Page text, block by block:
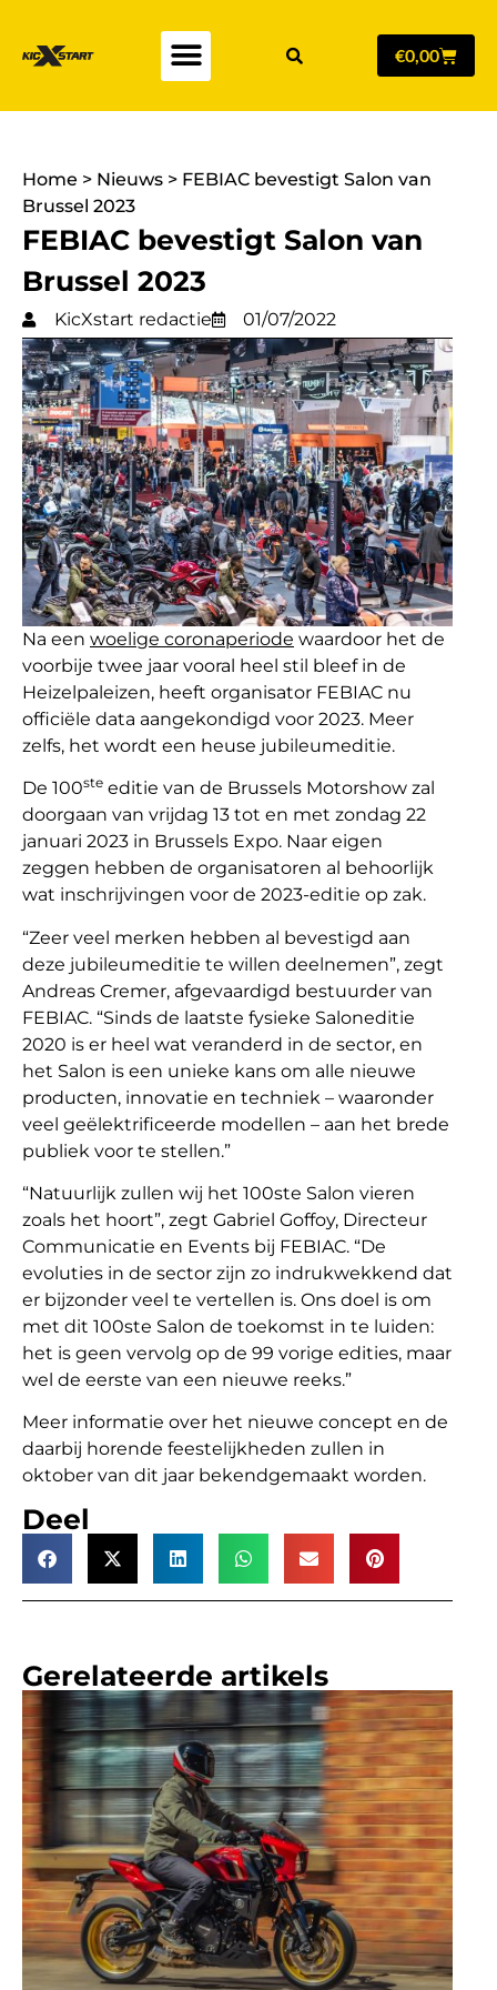
€0,00
Home > Nieuws > FEBIAC bevestigt Salon van
Brussel 2023
FEBIAC bevestigt Salon van
Brussel 2023
KicXstart redactie 01/07/2022
Na een woelige coronaperiode waardoor het de
voorbije twee jaar vooral heel stil bleef in de
Heizelpaleizen, heeft organisator FEBIAC nu
officiële data aangekondigd voor 2023. Meer
zelfs, het wordt een heuse jubileumeditie.
De 100ste editie van de Brussels Motorshow zal
doorgaan van vrijdag 13 tot en met zondag 22
januari 2023 in Brussels Expo. Naar eigen
zeggen hebben de organisatoren al behoorlijk
wat inschrijvingen voor de 2023-editie op zak.
“Zeer veel merken hebben al bevestigd aan
deze jubileumeditie te willen deelnemen”, zegt
Andreas Cremer, afgevaardigd bestuurder van
FEBIAC. “Sinds de laatste fysieke Saloneditie
2020 is er heel wat veranderd in de sector, en
het Salon is een unieke kans om alle nieuwe
producten, innovatie en techniek – waaronder
veel geëlektrificeerde modellen – aan het brede
publiek voor te stellen.”
“Natuurlijk zullen wij het 100ste Salon vieren
zoals het hoort”, zegt Gabriel Goffoy, Directeur
Communicatie en Events bij FEBIAC. “De
evoluties in de sector zijn zo indrukwekkend dat
er bijzonder veel te vertellen is. Ons doel is om
met dit 100ste Salon de toekomst in te luiden:
het is geen vervolg op de 99 vorige edities, maar
wel de eerste van een nieuwe reeks.”
Meer informatie over het nieuwe concept en de
daarbij horende feestelijkheden zullen in
oktober van dit jaar bekendgemaakt worden.
Deel
Gerelateerde artikels